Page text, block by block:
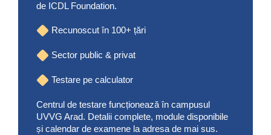
de ICDL Foundation.
Recunoscut în 100+ țări
Sector public & privat
Testare pe calculator
Centrul de testare funcționează în campusul
UVVG Arad. Detalii complete, module disponibile
și calendar de examene la adresa de mai sus.